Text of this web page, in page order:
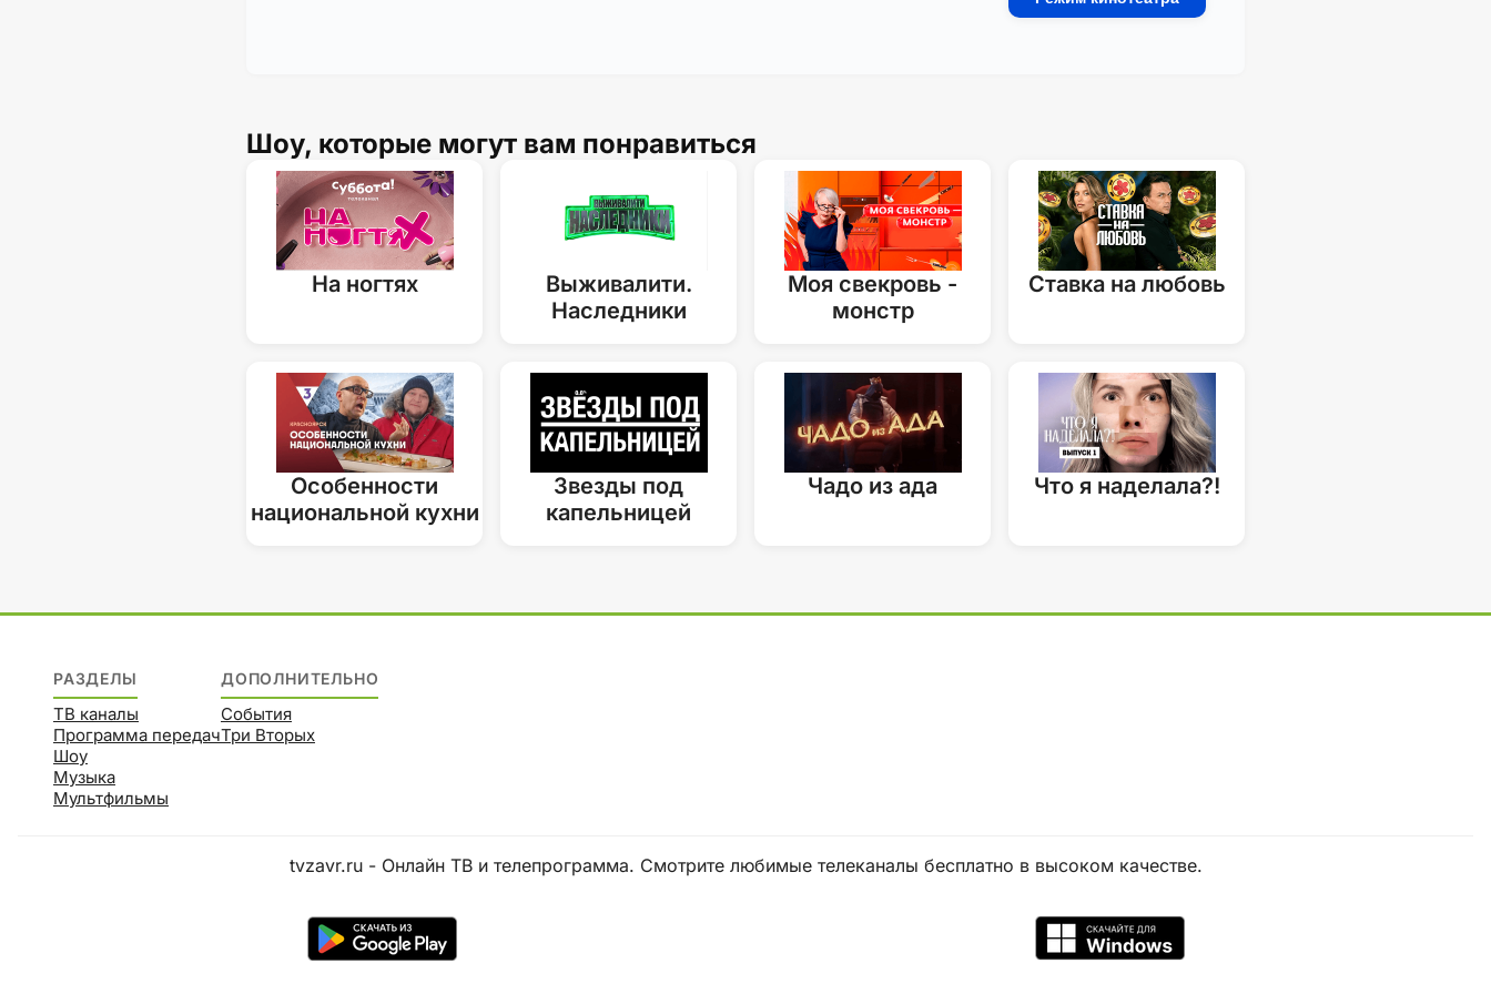
Шоу, которые могут вам понравиться
На ногтях
Выживалити.
Наследники
Моя свекровь -
монстр
Ставка на любовь
Особенности
национальной кухни
Звезды под
капельницей
Чадо из ада Что я наделала?!
РАЗДЕЛЫ
ТВ каналы
Программа передач
Шоу
Музыка
Мультфильмы
ДОПОЛНИТЕЛЬНО
События
Три Вторых
tvzavr.ru - Онлайн ТВ и телепрограмма. Смотрите любимые телеканалы бесплатно в высоком качестве.